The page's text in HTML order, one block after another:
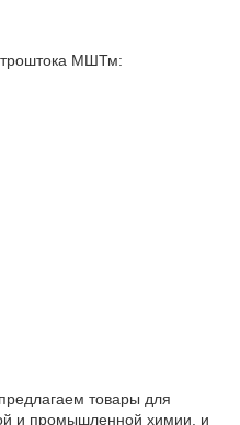
МШТм:
товары для
и промышленной химии, и